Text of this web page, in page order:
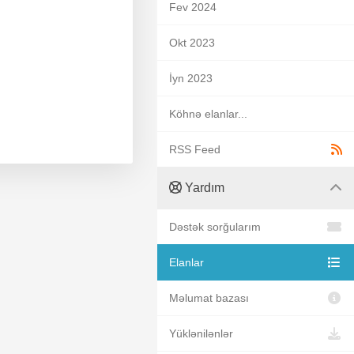
Fev 2024
Okt 2023
İyn 2023
Köhnə elanlar...
RSS Feed
Yardım
Dəstək sorğularım
Elanlar
Məlumat bazası
Yüklənilənlər